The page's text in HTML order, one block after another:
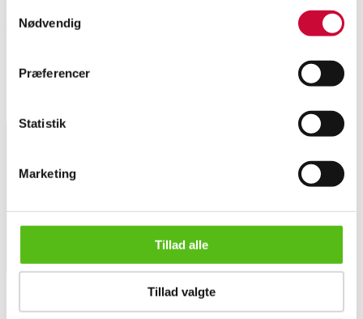
Nødvendig
Præferencer
Statistik
Marketing
Tillad alle
Tillad valgte
Toan Nguyen for Wendelbo. Coffee table - Model Arc. Medium
Toan Nguyen for Wendelbo. Coffee table - Model Arc. Medium. Frame in
Sign up for our newsletter and receive news and offers